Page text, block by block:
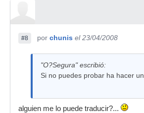
#8 por chunis el 23/04/2008
"O?Segura" escribió:
Si no puedes probar ha hacer un
alguien me lo puede traducir?...